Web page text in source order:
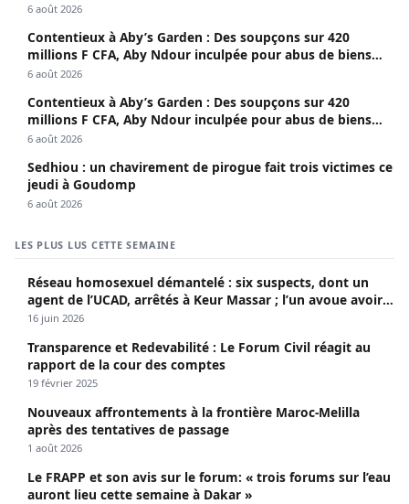
6 août 2026
Contentieux à Aby’s Garden : Des soupçons sur 420
millions F CFA, Aby Ndour inculpée pour abus de biens
sociaux
6 août 2026
Contentieux à Aby’s Garden : Des soupçons sur 420
millions F CFA, Aby Ndour inculpée pour abus de biens
sociaux
6 août 2026
Sedhiou : un chavirement de pirogue fait trois victimes ce
jeudi à Goudomp
6 août 2026
LES PLUS LUS CETTE SEMAINE
Réseau homosexuel démantelé : six suspects, dont un
agent de l’UCAD, arrêtés à Keur Massar ; l’un avoue avoir
propagé le VIH depuis 2018
16 juin 2026
Transparence et Redevabilité : Le Forum Civil réagit au
rapport de la cour des comptes
19 février 2025
Nouveaux affrontements à la frontière Maroc-Melilla
après des tentatives de passage
1 août 2026
Le FRAPP et son avis sur le forum: « trois forums sur l’eau
auront lieu cette semaine à Dakar »